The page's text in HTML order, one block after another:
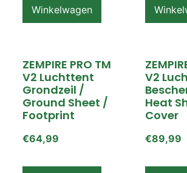
Winkelwagen
ZEMPIRE PRO TM
V2 Luchttent
Grondzeil /
Ground Sheet /
Footprint
€64,99
V2
Heat
Cover
€89,99